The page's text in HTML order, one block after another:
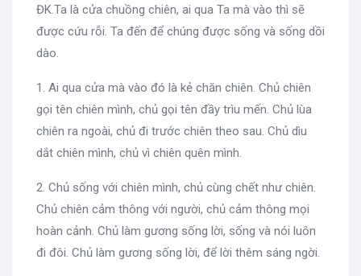
ĐK.Ta là cửa chuồng chiên, ai qua Ta mà vào thì sẽ
được cứu rỗi. Ta đến để chúng được sống và sống dồi
dào.
1. Ai qua cửa mà vào đó là kẻ chăn chiên. Chủ chiên
gọi tên chiên mình, chủ gọi tên đầy trìu mến. Chủ lùa
chiên ra ngoài, chủ đi trước chiên theo sau. Chủ dìu
dắt chiên mình, chủ vì chiên quên mình.
2. Chủ sống với chiên mình, chủ cùng chết như chiên.
Chủ chiên cảm thông với người, chủ cảm thông mọi
hoàn cảnh. Chủ làm gương sống lời, sống và nói luôn
đi đôi. Chủ làm gương sống lời, để lời thêm sáng ngời.